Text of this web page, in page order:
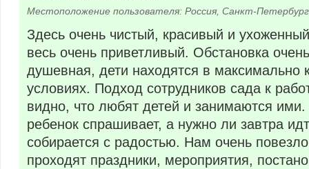
Местоположение пользователя: Россия, Санкт-Петербург
Здесь очень чистый, красивый и
весь очень приветливый. Обстановка
душевная, дети находятся в максимально
условиях. Подход сотрудников сада к
видно, что любят детей и занимаются
ребенок спрашивает, а нужно ли завтра
собирается с радостью. Нам очень
проходят праздники, мероприятия,